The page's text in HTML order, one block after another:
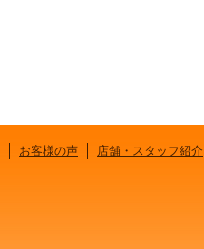
お客様の声 店舗・スタッフ紹介